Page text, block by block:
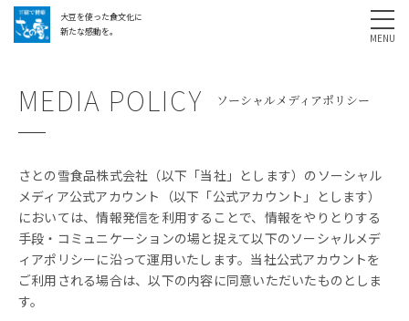
大豆を使った食文化に
新たな感動を。
採用情報
MEDIA POLICY ソーシャルメディアポリシー
さとの雪食品株式会社（以下「当社」とします）のソーシャル
メディア公式アカウント（以下「公式アカウント」とします）
においては、情報発信を利用することで、情報をやりとりする
手段・コミュニケーションの場と捉えて以下のソーシャルメデ
ィアポリシーに沿って運用いたします。当社公式アカウントを
ご利用される場合は、以下の内容に同意いただいたものとしま
す。